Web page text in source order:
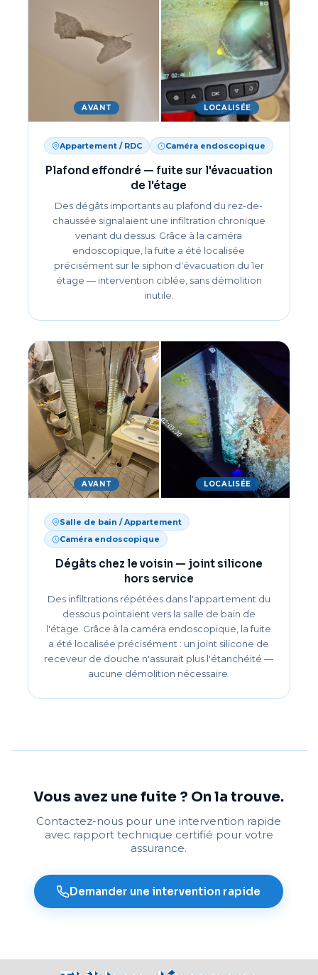
AVANT LOCALISÉE
Appartement / RDC Caméra endoscopique
Plafond effondré — fuite sur l'évacuation
de l'étage
Des dégâts importants au plafond du rez-de-
chaussée signalaient une infiltration chronique
venant du dessus. Grâce à la caméra
endoscopique, la fuite a été localisée
précisément sur le siphon d'évacuation du 1er
étage — intervention ciblée, sans démolition
inutile.
AVANT LOCALISÉE
Salle de bain / Appartement
Caméra endoscopique
Dégâts chez le voisin — joint silicone
hors service
Des infiltrations répétées dans l'appartement du
dessous pointaient vers la salle de bain de
l'étage. Grâce à la caméra endoscopique, la fuite
a été localisée précisément : un joint silicone de
receveur de douche n'assurait plus l'étanchéité —
aucune démolition nécessaire.
Vous avez une fuite ? On la trouve.
Contactez-nous pour une intervention rapide
avec rapport technique certifié pour votre
assurance.
Demander une intervention rapide